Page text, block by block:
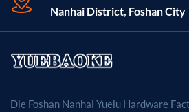
Nanhai District, Foshan City
Die Foshan Nanhai Yuelu Hardware